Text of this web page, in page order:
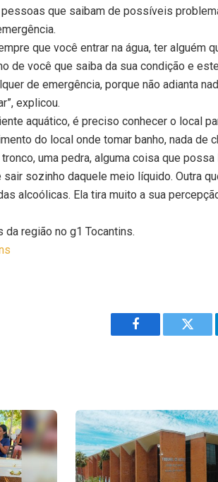
que saibam de possíveis
que você entrar na água, ter alguém
de você que saiba da sua condição e
de emergência, porque não adianta
explicou.
aquático, é preciso conhecer o local
do local onde tomar banho, nada de
uma pedra, alguma coisa que
sair sozinho daquele meio líquido. Outra
alcoólicas. Ela tira muito a sua
da região no g1 Tocantins.
Facebook